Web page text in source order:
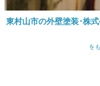
東村山市の外壁塗装･株
を